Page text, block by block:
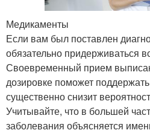
Медикаменты
Если вам был поставлен
обязательно придерживаться
Своевременный прием
дозировке поможет
существенно снизит
Учитывайте, что в большей
заболевания объясняется